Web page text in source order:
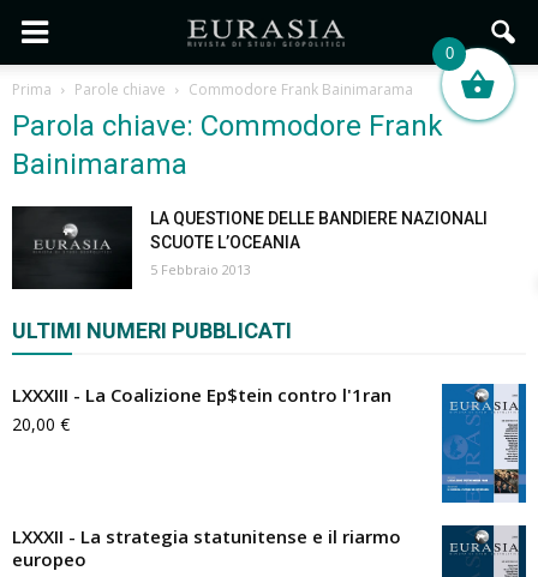
Prima Parole chiave Commodore Frank Bainimarama
Parola chiave: Commodore Frank
Bainimarama
LA QUESTIONE DELLE BANDIERE NAZIONALI
SCUOTE L’OCEANIA
5 Febbraio 2013
ULTIMI NUMERI PUBBLICATI
LXXXIII - La Coalizione Ep$tein contro l'1ran
20,00 €
LXXXII - La strategia statunitense e il riarmo
europeo
0